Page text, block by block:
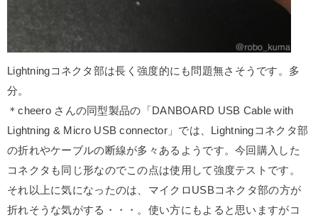
Lightningコネクタ部は長く強度的にも問題無さそうです。多
分。
＊cheero さんの同型製品の「DANBOARD USB Cable with
Lightning & Micro USB connector」では、Lightningコネクタ部
の折れやケーブルの断線が多々あるようです。今回購入した
コネクタも同じ形なのでこの点は使用して強度テストです。
それ以上に気になったのは、マイクロUSBコネクタ部の方が
折れそうな気がする・・・。使い方にもよると思いますがコ